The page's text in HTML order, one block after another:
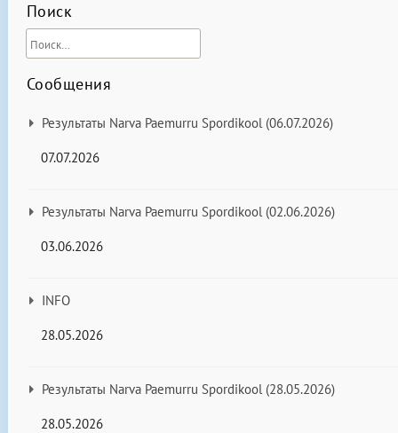
Поиск
Сообщения
Результаты Narva Paemurru Spordikool (06.07.2026)
07.07.2026
Результаты Narva Paemurru Spordikool (02.06.2026)
03.06.2026
INFO
28.05.2026
Результаты Narva Paemurru Spordikool (28.05.2026)
28.05.2026